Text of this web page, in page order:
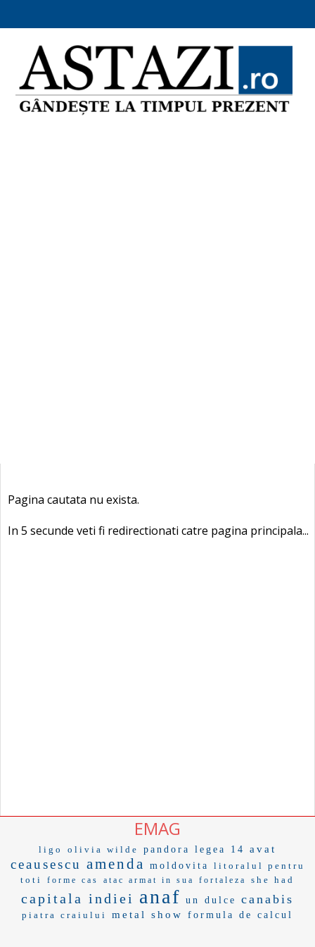
Pagina cautata nu exista.
In 5 secunde veti fi redirectionati catre pagina principala...
EMAG
ligo olivia wilde pandora legea 14 avat
ceausescu amenda moldovita
litoralul pentru
toti
forme cas atac armat in sua fortaleza she had
capitala indiei anaf un dulce canabis
piatra craiului metal show formula de calcul